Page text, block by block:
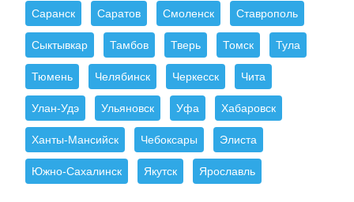
Саранск Саратов Смоленск Ставрополь
Сыктывкар Тамбов Тверь Томск Тула
Тюмень Челябинск Черкесск Чита
Улан-Удэ Ульяновск Уфа Хабаровск
Ханты-Мансийск Чебоксары Элиста
Южно-Сахалинск Якутск Ярославль